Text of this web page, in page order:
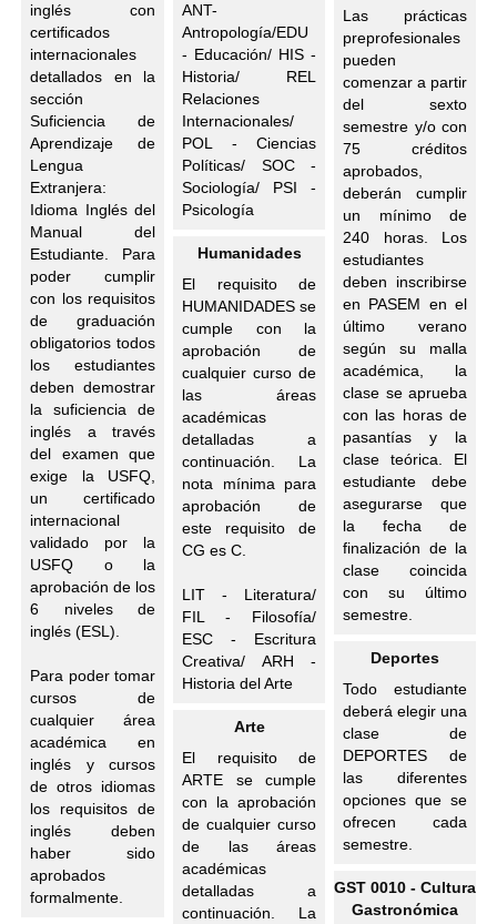
inglés con
certificados
internacionales
detallados en la
sección
Suficiencia de
Aprendizaje de
Lengua
Extranjera:
Idioma Inglés del
Manual del
Estudiante. Para
poder cumplir
con los requisitos
de graduación
obligatorios todos
los estudiantes
deben demostrar
la suficiencia de
inglés a través
del examen que
exige la USFQ,
un certificado
internacional
validado por la
USFQ o la
aprobación de los
6 niveles de
inglés (ESL).
Para poder tomar
cursos de
cualquier área
académica en
inglés y cursos
de otros idiomas
los requisitos de
inglés deben
haber sido
aprobados
formalmente.
ANT-
Antropología/EDU
- Educación/ HIS -
Historia/ REL
Relaciones
Internacionales/
POL - Ciencias
Políticas/ SOC -
Sociología/ PSI -
Psicología
Humanidades
El requisito de
HUMANIDADES se
cumple con la
aprobación de
cualquier curso de
las áreas
académicas
detalladas a
continuación. La
nota mínima para
aprobación de
este requisito de
CG es C.
LIT - Literatura/
FIL - Filosofía/
ESC - Escritura
Creativa/ ARH -
Historia del Arte
Arte
El requisito de
ARTE se cumple
con la aprobación
de cualquier curso
de las áreas
académicas
detalladas a
continuación. La
Las prácticas
preprofesionales
pueden
comenzar a partir
del sexto
semestre y/o con
75 créditos
aprobados,
deberán cumplir
un mínimo de
240 horas. Los
estudiantes
deben inscribirse
en PASEM en el
último verano
según su malla
académica, la
clase se aprueba
con las horas de
pasantías y la
clase teórica. El
estudiante debe
asegurarse que
la fecha de
finalización de la
clase coincida
con su último
semestre.
Deportes
Todo estudiante
deberá elegir una
clase de
DEPORTES de
las diferentes
opciones que se
ofrecen cada
semestre.
GST 0010 - Cultura
Gastronómica